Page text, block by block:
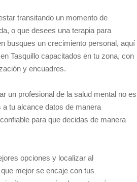
transitando un momento de
o que desees una terapia para
busques un crecimiento personal, aquí
Tasquillo capacitados en tu zona, con
y encuadres.
un profesional de la salud mental no es
tu alcance datos de manera
para que decidas de manera
opciones y localizar al
mejor se encaje con tus